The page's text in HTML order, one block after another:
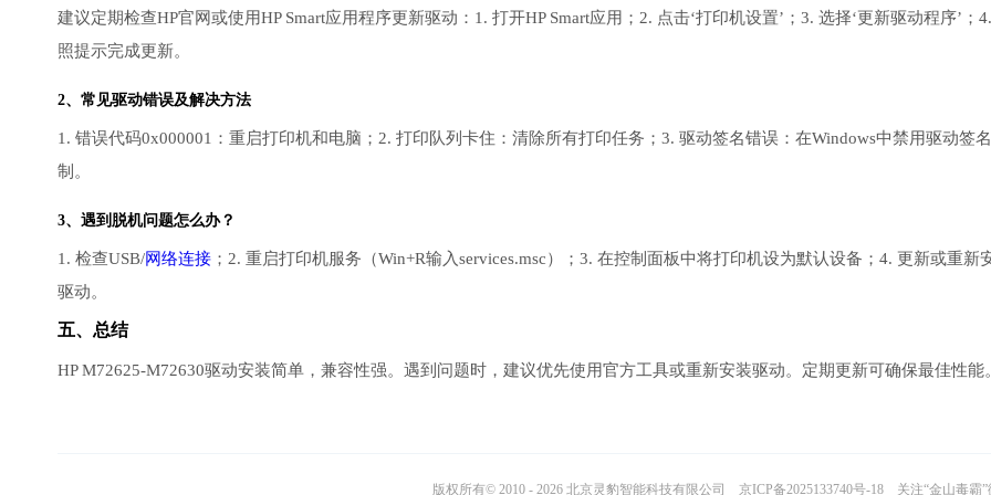
建议定期检查HP官网或使用HP Smart应用程序更新驱动：1. 打开HP Smart应用；2. 点击‘打印机设置’；3. 选择‘更新驱动程序’；
照提示完成更新。
2、常见驱动错误及解决方法
1. 错误代码0x000001：重启打印机和电脑；2. 打印队列卡住：清除所有打印任务；3. 驱动签名错误：在Windows中禁用驱动签
制。
3、遇到脱机问题怎么办？
1. 检查USB/网络连接 ；2. 重启打印机服务（Win+R输入services.msc）；3. 在控制面板中将打印机设为默认设备；4. 更新或重新
驱动。
五、总结
HP M72625-M72630驱动安装简单，兼容性强。遇到问题时，建议优先使用官方工具或重新安装驱动。定期更新可确保最佳性能。
版权所有© 2010 - 2026 北京灵豹智能科技有限公司 京ICP备2025133740号-18 关注“金山毒霸